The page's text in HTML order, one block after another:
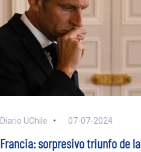
Diario UChile 07-07-2024
Francia: sorpresivo triunfo de la